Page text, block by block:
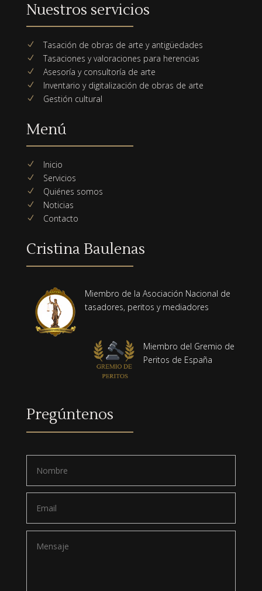
Nuestros servicios
N Tasación de obras de arte y antigüedades
N Tasaciones y valoraciones para herencias
N Asesoría y consultoría de arte
N Inventario y digitalización de obras de arte
N Gestión cultural
Menú
N Inicio
N Servicios
N Quiénes somos
N Noticias
N Contacto
Cristina Baulenas
Miembro de la Asociación Nacional de
tasadores, peritos y mediadores
Miembro del Gremio de
Peritos de España
Pregúntenos